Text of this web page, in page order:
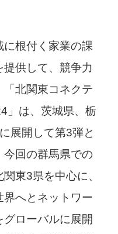
根付く家業の課
供して、競争力
「北関東コネクテ
」は、茨城県、栃
展開して第3弾と
今回の群馬県での
東3県を中心に、
界へとネットワー
ローバルに展開